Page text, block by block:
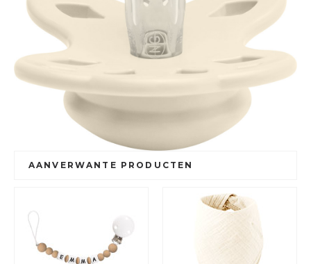
AANVERWANTE PRODUCTEN